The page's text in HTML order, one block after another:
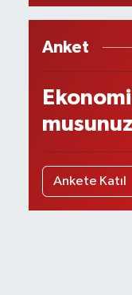
Anket
Ankete Katıl